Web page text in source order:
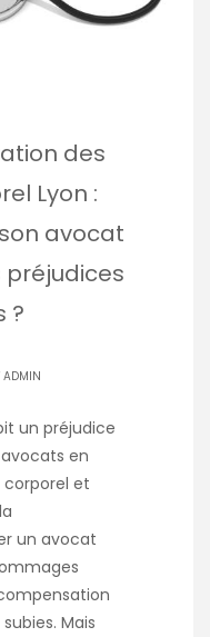
des
Lyon :
avocat
?
ADMIN
un préjudice
en
et
un avocat
Mais